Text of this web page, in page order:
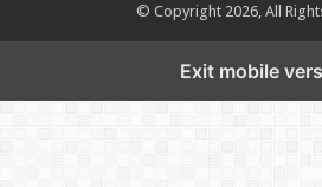
© Copyright 2026, All
Exit mobile